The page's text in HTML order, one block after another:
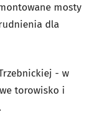
mosty
dla
- w
torowisko i